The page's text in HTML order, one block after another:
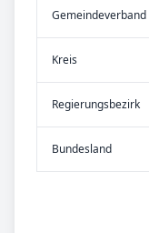
Gemeinde­verband
Kreis
Re­gier­ungs­bezirk
Bundes­land